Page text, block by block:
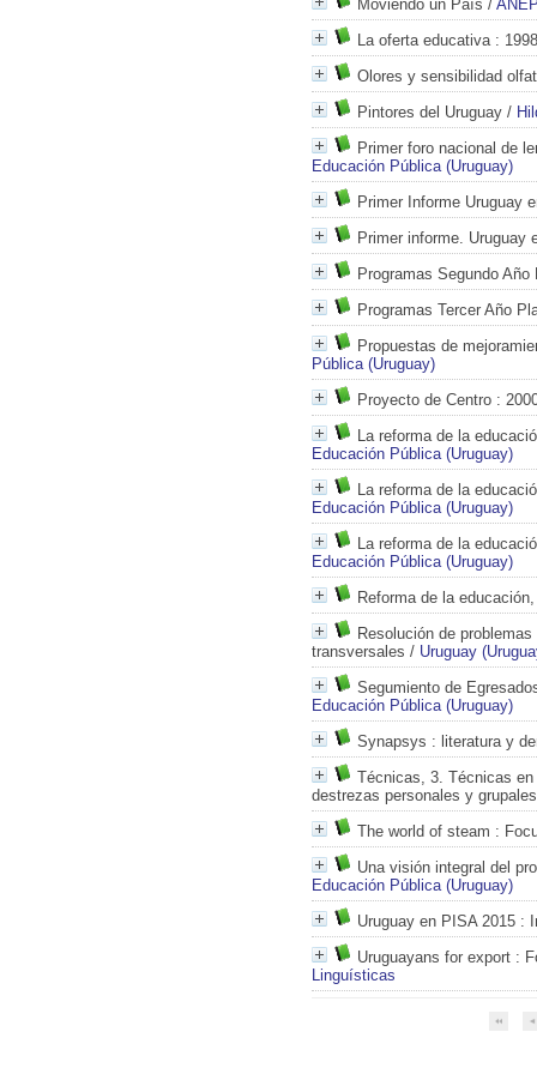
Moviendo un País /
La oferta educativa: 1998
Olores y sensibilidad
Pintores del Uruguay /
Primer foro nacional de
Educación Pública (Uruguay)
Primer Informe Uruguay
Primer informe. Uruguay
Programas Segundo
Programas Tercer Año
Propuestas de
Pública (Uruguay)
Proyecto de Centro :
La reforma de la
Educación Pública (Uruguay)
La reforma de la
Educación Pública (Uruguay)
La reforma de la
Educación Pública (Uruguay)
Reforma de la
Resolución de
transversales / Uruguay
Segumiento de
Educación Pública (Uruguay)
Synapsys : literatura y
Técnicas, 3. Técnicas
destrezas personales y grupales
The world of steam :
Una visión integral del
Educación Pública (Uruguay)
Uruguay en PISA 2015 :
Uruguayans for export :
Linguísticas